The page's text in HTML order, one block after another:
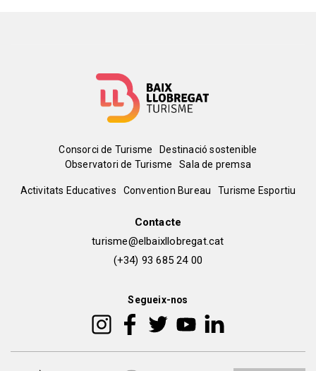
Menú
del
Consorci de Turisme
Destinació sostenible
Observatori de Turisme
Sala de premsa
Peu
Activitats Educatives Convention Bureau Turisme Esportiu
Contacte
turisme@elbaixllobregat.cat
(+34) 93 685 24 00
Segueix-nos